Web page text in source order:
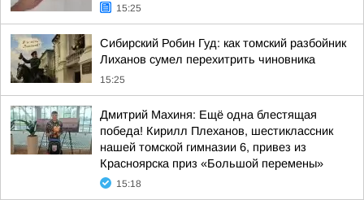
15:25
Сибирский Робин Гуд: как томский разбойник
Лиханов сумел перехитрить чиновника
15:25
Дмитрий Махиня: Ещё одна блестящая
победа! Кирилл Плеханов, шестиклассник
нашей томской гимназии 6, привез из
Красноярска приз «Большой перемены»
15:18